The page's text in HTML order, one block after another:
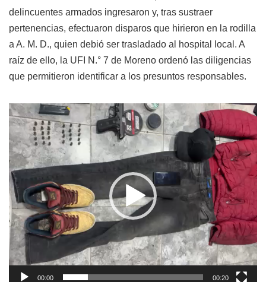
delincuentes armados ingresaron y, tras sustraer
pertenencias, efectuaron disparos que hirieron en la rodilla
a A. M. D., quien debió ser trasladado al hospital local. A
raíz de ello, la UFI N.° 7 de Moreno ordenó las diligencias
que permitieron identificar a los presuntos responsables.
Reproductor
de
video
00:00 00:20